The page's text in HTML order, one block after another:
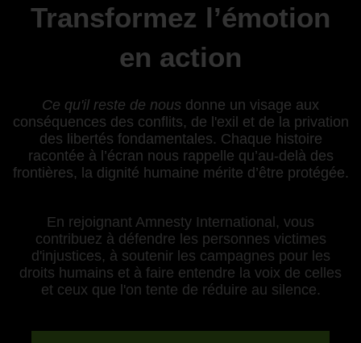
Transformez l’émotion
en action
Ce qu'il reste de nous donne un visage aux
conséquences des conflits, de l'exil et de la privation
des libertés fondamentales. Chaque histoire
racontée à l’écran nous rappelle qu’au-delà des
frontières, la dignité humaine mérite d’être protégée.
En rejoignant Amnesty International, vous
contribuez à défendre les personnes victimes
d'injustices, à soutenir les campagnes pour les
droits humains et à faire entendre la voix de celles
et ceux que l'on tente de réduire au silence.